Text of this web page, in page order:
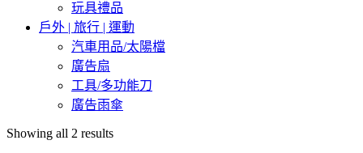
玩具禮品
戶外 | 旅行 | 運動
汽車用品/太陽檔
廣告扇
工具/多功能刀
廣告雨傘
Showing all 2 results